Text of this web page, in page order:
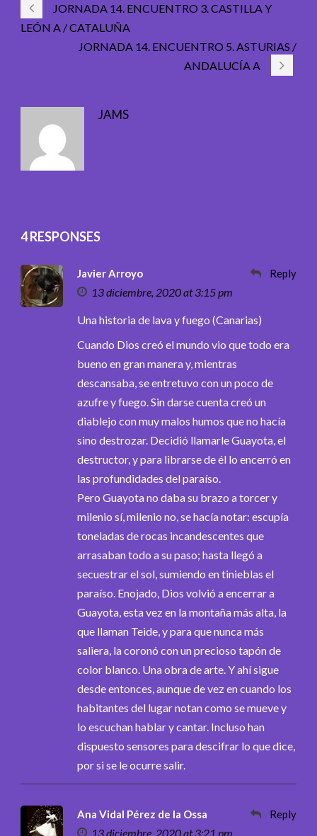
JORNADA 14. ENCUENTRO 3. CASTILLA Y
LEÓN A / CATALUÑA
JORNADA 14. ENCUENTRO 5. ASTURIAS /
ANDALUCÍA A
JAMS
4 RESPONSES
Javier Arroyo
13 diciembre, 2020 at 3:15 pm
Reply
Una historia de lava y fuego (Canarias)
Cuando Dios creó el mundo vio que todo era
bueno en gran manera y, mientras
descansaba, se entretuvo con un poco de
azufre y fuego. Sin darse cuenta creó un
diablejo con muy malos humos que no hacía
sino destrozar. Decidió llamarle Guayota, el
destructor, y para librarse de él lo encerró en
las profundidades del paraíso.
Pero Guayota no daba su brazo a torcer y
milenio sí, milenio no, se hacía notar: escupía
toneladas de rocas incandescentes que
arrasaban todo a su paso; hasta llegó a
secuestrar el sol, sumiendo en tinieblas el
paraíso. Enojado, Dios volvió a encerrar a
Guayota, esta vez en la montaña más alta, la
que llaman Teide, y para que nunca más
saliera, la coronó con un precioso tapón de
color blanco. Una obra de arte. Y ahí sigue
desde entonces, aunque de vez en cuando los
habitantes del lugar notan como se mueve y
lo escuchan hablar y cantar. Incluso han
dispuesto sensores para descifrar lo que dice,
por si se le ocurre salir.
Ana Vidal Pérez de la Ossa
13 diciembre, 2020 at 3:21 pm
Reply